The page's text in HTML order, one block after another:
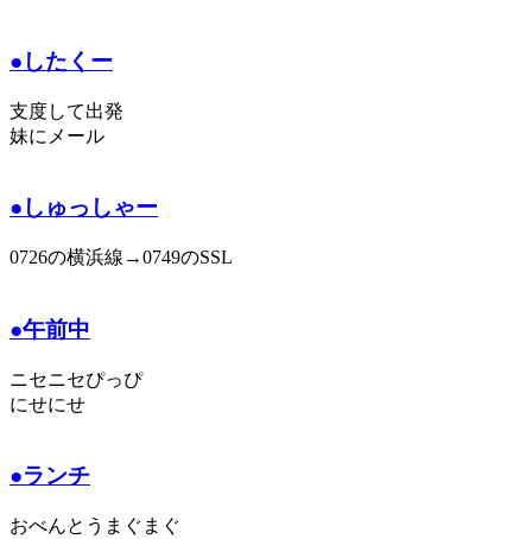
●したくー
支度して出発
妹にメール
●しゅっしゃー
0726の横浜線→0749のSSL
●午前中
ニセニセぴっぴ
にせにせ
●ランチ
おべんとうまぐまぐ